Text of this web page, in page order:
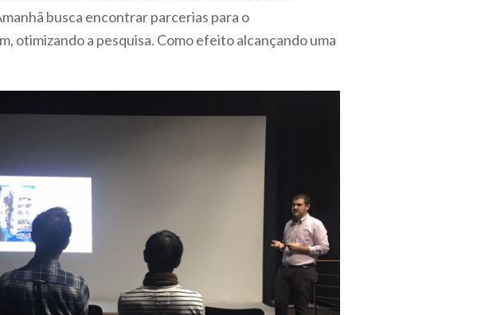
busca encontrar parcerias para o
otimizando a pesquisa. Como efeito alcançando uma